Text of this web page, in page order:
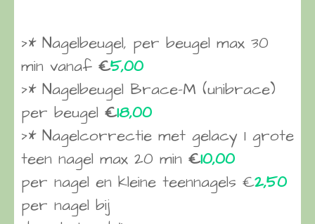
>* Nagelbeugel, per beugel max 30
min vanaf €5,00
>* Nagelbeugel Brace-M (unibrace)
per beugel €18,00
>* Nagelcorrectie met gelacy 1 grote
teen nagel max 20 min €10,00
per nagel en kleine teennagels €2,50
per nagel bij